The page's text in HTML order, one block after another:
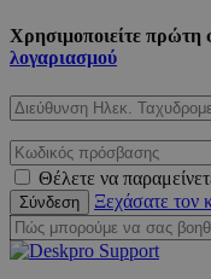
Χρησιμοποιείτε
λογαριασμού
Θέλετε να
Ξεχάσατε τον